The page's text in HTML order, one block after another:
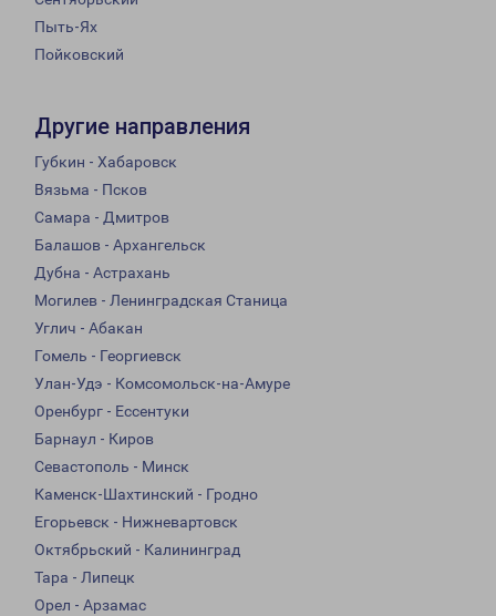
Пыть-Ях
Пойковский
Другие направления
Губкин - Хабаровск
Вязьма - Псков
Самара - Дмитров
Балашов - Архангельск
Дубна - Астрахань
Могилев - Ленинградская Станица
Углич - Абакан
Гомель - Георгиевск
Улан-Удэ - Комсомольск-на-Амуре
Оренбург - Ессентуки
Барнаул - Киров
Севастополь - Минск
Каменск-Шахтинский - Гродно
Егорьевск - Нижневартовск
Октябрьский - Калининград
Тара - Липецк
Орел - Арзамас